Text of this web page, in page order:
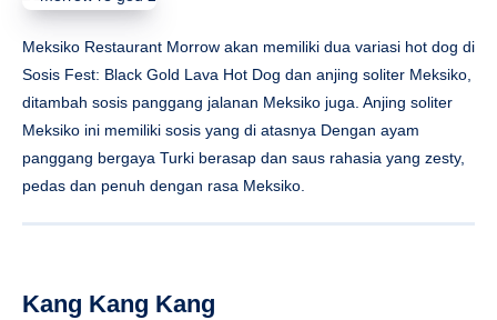
Meksiko Restaurant Morrow akan memiliki dua variasi hot dog di
Sosis Fest: Black Gold Lava Hot Dog dan anjing soliter Meksiko,
ditambah sosis panggang jalanan Meksiko juga. Anjing soliter
Meksiko ini memiliki sosis yang di atasnya Dengan ayam
panggang bergaya Turki berasap dan saus rahasia yang zesty,
pedas dan penuh dengan rasa Meksiko.
Kang Kang Kang